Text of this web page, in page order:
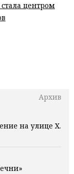
Архив
на улице Х.
центром